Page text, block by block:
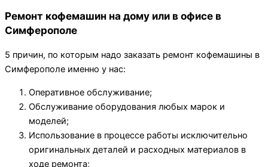
Ремонт кофемашин на дому или в офисе в
Симферополе
5 причин, по которым надо заказать ремонт кофемашины в
Симферополе именно у нас:
Оперативное обслуживание;
Обслуживание оборудования любых марок и
моделей;
Использование в процессе работы исключительно
оригинальных деталей и расходных материалов в
ходе ремонта;